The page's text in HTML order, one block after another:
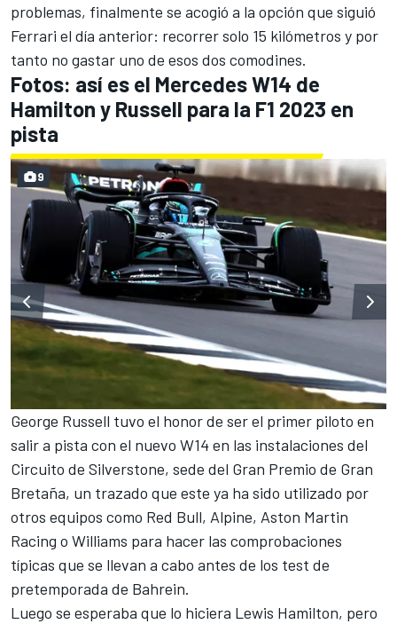
problemas, finalmente se acogió a la opción que siguió
Ferrari el día anterior: recorrer solo 15 kilómetros y por
tanto no gastar uno de esos dos comodines.
Fotos: así es el Mercedes W14 de
Hamilton y Russell para la F1 2023 en
pista
9
George Russell tuvo el honor de ser el primer piloto en
salir a pista con el nuevo W14 en las instalaciones del
Circuito de Silverstone, sede del Gran Premio de Gran
Bretaña, un trazado que este ya ha sido utilizado por
otros equipos como Red Bull, Alpine, Aston Martin
Racing o Williams para hacer las comprobaciones
típicas que se llevan a cabo antes de los test de
pretemporada de Bahrein.
Luego se esperaba que lo hiciera Lewis Hamilton, pero